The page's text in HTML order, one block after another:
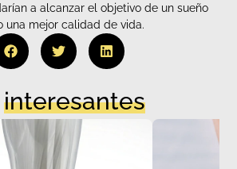
a alcanzar el objetivo de un sueño
una mejor calidad de vida.
interesantes